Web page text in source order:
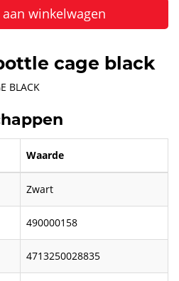
winkelwagen
cage black
BLACK
Waarde
Zwart
490000158
4713250028835